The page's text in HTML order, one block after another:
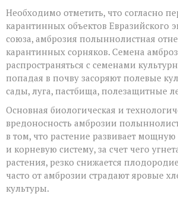
Необходимо отметить, что согласно
карантинных объектов Евразийского
союза, амброзия полыннолистная
карантинных сорняков. Семена
распространяться с семенами
попадая в почву засоряют полевые
сады, луга, пастбища, полезащитные
Основная биологическая и
вредоносность амброзии
в том, что растение развивает
и корневую систему, за счет чего
растения, резко снижается
часто от амброзии страдают яровые
культуры.